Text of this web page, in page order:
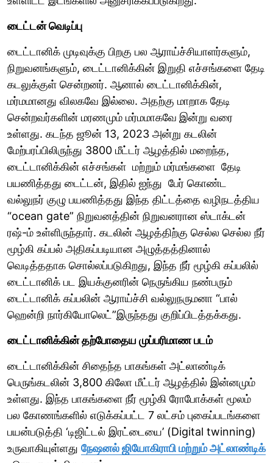
டைட்டன் வெடிப்பு
டைட்டானிக் முடிவுக்கு பிறகு பல ஆராய்ச்சியாளர்களும்,
நிறுவனங்களும், டைட்டானிக்கின் இறுதி எச்சங்களை தேடி
கடலுக்குள் சென்றனர். ஆனால் டைட்டானிக்கின்,
மர்மமானது விலகவே இல்லை. அதற்கு மாறாக தேடி
சென்றவர்களின் மரணமும் மர்மமாகவே இன்று வரை
உள்ளது. கடந்த ஜூன் 13, 2023 அன்று கடலின்
மேற்பரப்பிலிருந்து 3800 மீட்டர் ஆழத்தில் மறைந்த,
டைட்டானிக்கின் எச்சங்கள் மற்றும் மர்மங்களை தேடி
பயணித்தது டைட்டன், இதில் ஐந்து பேர் கொண்ட
வல்லுநர் குழு பயணித்தது இந்த திட்டத்தை வழிநடத்திய
“ocean gate” நிறுவனத்தின் நிறுவனரான ஸ்டாக்டன்
ரஷ்-ம் உள்ளிருந்தார். கடலின் ஆழத்திற்கு செல்ல செல்ல நீர்
மூழ்கி கப்பல் அதிகப்படியான அழுத்தத்தினால்
வெடித்ததாக சொல்லப்படுகிறது, இந்த நீர் மூழ்கி கப்பலில்
டைட்டானிக் பட இயக்குனரின் நெருங்கிய நண்பரும்
டைட்டானிக் கப்பலின் ஆராய்ச்சி வல்லுநருமனா “பால்
ஹென்றி நார்கியோலெட்”இருந்தது குறிப்பிடத்தக்கது.
டைட்டானிக்கின் தற்போதைய முப்பரிமாண படம்
டைட்டானிக்கின் சிதைந்த பாகங்கள் அட்லாண்டிக்
பெருங்கடலின் 3,800 கிலோ மீட்டர் ஆழத்தில் இன்னமும்
உள்ளது. இந்த பாகங்களை நீர் மூழ்கி ரோபோக்கள் மூலம்
பல கோணங்களில் எடுக்கப்பட்ட 7 லட்சம் புகைப்படங்களை
பயன்படுத்தி ‘டிஜிட்டல் இரட்டையை’ (Digital twinning)
உருவாகியுள்ளது நேஷனல் ஜியோகிராபி மற்றும் அட்லாண்டிக்